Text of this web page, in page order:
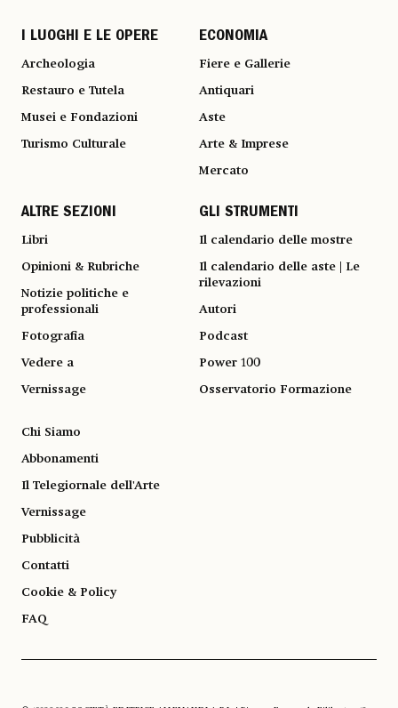
I LUOGHI E LE OPERE
Archeologia
Restauro e Tutela
Musei e Fondazioni
Turismo Culturale
ECONOMIA
Fiere e Gallerie
Antiquari
Aste
Arte & Imprese
Mercato
ALTRE SEZIONI
Libri
Opinioni & Rubriche
Notizie politiche e
professionali
Fotografia
Vedere a
Vernissage
GLI STRUMENTI
Il calendario delle mostre
Il calendario delle aste | Le
rilevazioni
Autori
Podcast
Power 100
Osservatorio Formazione
Chi Siamo
Abbonamenti
Il Telegiornale dell'Arte
Vernissage
Pubblicità
Contatti
Cookie & Policy
FAQ